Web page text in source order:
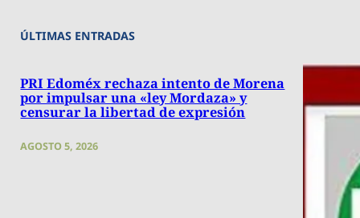
ÚLTIMAS ENTRADAS
PRI Edoméx rechaza intento de Morena
por impulsar una «ley Mordaza» y
censurar la libertad de expresión
AGOSTO 5, 2026